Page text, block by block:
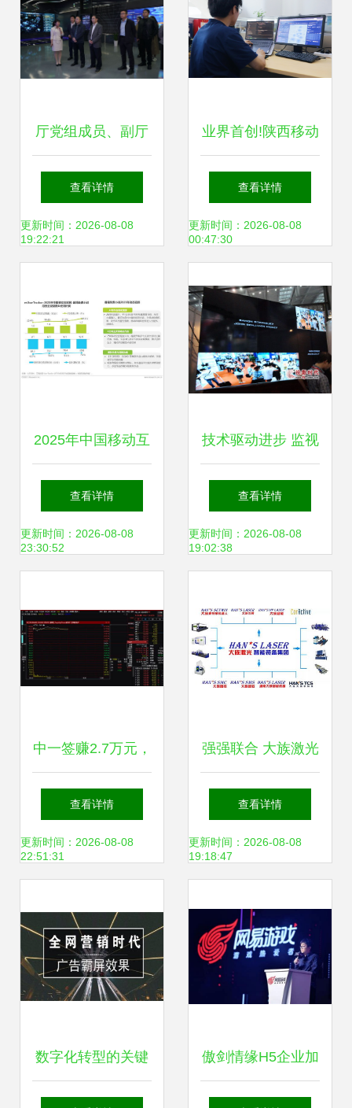
厅党组成员、副厅
长黄新波赴中国移
动云能力中心调研
查看详情
更新时间：2026-08-08
19:22:21
业界首创!陕西移动
创新突破“覆盖空
洞”识别难题 助力
术升级
查看详情
更新时间：2026-08-08
00:47:30
2025年中国移动互
联网流量报告 网络
技术研发驱动下的
查看详情
更新时间：2026-08-08
23:30:52
技术驱动进步 监视
器行业新闻中的网
络技术研发与市场
查看详情
更新时间：2026-08-08
19:02:38
中一签赚2.7万元，
新股赚钱效应爆棚
背后 网络技术研发
查看详情
更新时间：2026-08-08
22:51:31
强强联合 大族激光
智能装备集团与威
腾斯坦签署战略合
技术研发新篇章
查看详情
更新时间：2026-08-08
19:18:47
数字化转型的关键
湖南加盟推广与网
傲剑情缘H5企业加
盟 迈向财富自由的